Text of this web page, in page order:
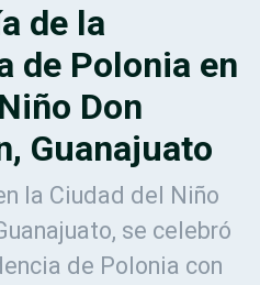
de la
de Polonia en
Don
Guanajuato
la Ciudad del Niño
se celebró
de Polonia con